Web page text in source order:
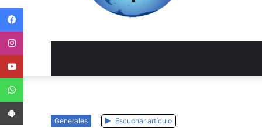
Generales Escuchar artículo
WhatsApp